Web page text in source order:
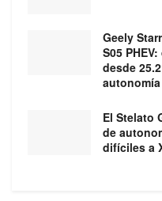
Geely
S05
desde
El Stelato
de
difíciles a